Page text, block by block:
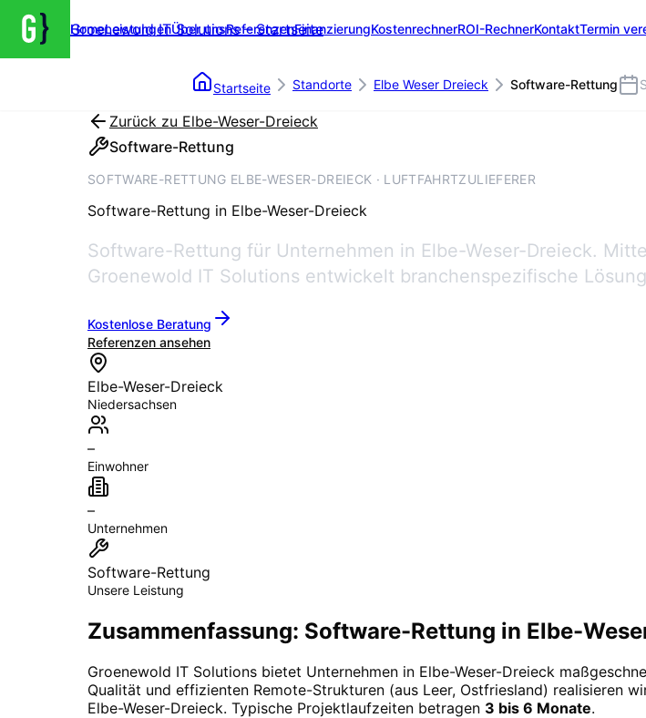
Groenewold IT Solutions – Startseite
HomeLeistungenÜber unsReferenzenFinanzierungKostenrechnerROI-RechnerKontaktTermin
Startseite Standorte Elbe Weser Dreieck Software-Rettung
Zurück zu Elbe-Weser-Dreieck
Software-Rettung
SOFTWARE-RETTUNG ELBE-WESER-DREIECK · LUFTFAHRTZULIEFERER
Software-Rettung in Elbe-Weser-Dreieck
Software-Rettung für Unternehmen in Elbe-Weser-Dreieck.
Groenewold IT Solutions entwickelt branchenspezifische
Kostenlose Beratung
Referenzen ansehen
Elbe-Weser-Dreieck
Niedersachsen
–
Einwohner
–
Unternehmen
Software-Rettung
Unsere Leistung
Zusammenfassung: Software-Rettung in Elbe-
Groenewold IT Solutions bietet Unternehmen in Elbe-Weser-Dreieck
Qualität und effizienten Remote-Strukturen (aus Leer, Ostfriesland) realisieren
Elbe-Weser-Dreieck. Typische Projektlaufzeiten betragen 3 bis 6 Monate.